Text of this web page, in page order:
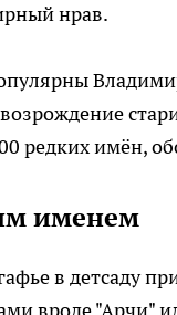
нрав.
редких имён,
именем
в детсаду